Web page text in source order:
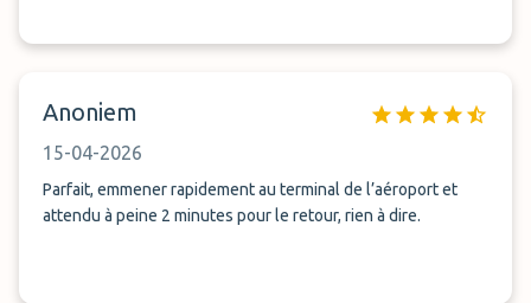
Anoniem
15-04-2026
Parfait, emmener rapidement au terminal de l’aéroport et
attendu à peine 2 minutes pour le retour, rien à dire.